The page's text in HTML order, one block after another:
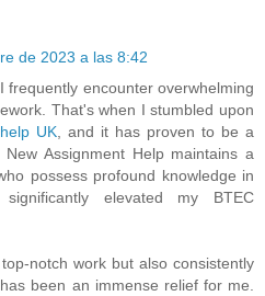
de 2023 a las 8:42
frequently encounter overwhelming
That's when I stumbled upon
UK , and it has proven to be a
Assignment Help maintains a
possess profound knowledge in
elevated my BTEC
notch work but also consistently
been an immense relief for me.